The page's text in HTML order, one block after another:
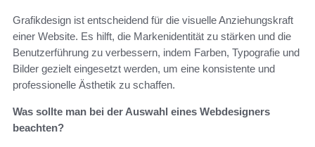
Grafikdesign ist entscheidend für die visuelle Anziehungskraft
einer Website. Es hilft, die Markenidentität zu stärken und die
Benutzerführung zu verbessern, indem Farben, Typografie und
Bilder gezielt eingesetzt werden, um eine konsistente und
professionelle Ästhetik zu schaffen.
Was sollte man bei der Auswahl eines Webdesigners
beachten?